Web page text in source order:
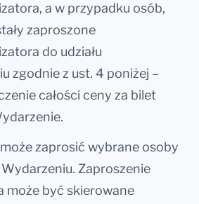
a w przypadku osób,
zaproszone
do udziału
zgodnie z ust. 4 poniżej –
całości ceny za bilet
zaprosić wybrane osoby
Wydarzeniu. Zaproszenie
może być skierowane